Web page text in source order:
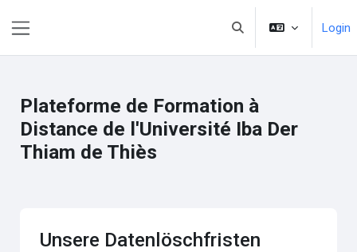
Sucheingabe
Login
Plateforme de Formation à
Distance de l'Université Iba Der
Thiam de Thiès
Unsere Datenlöschfristen